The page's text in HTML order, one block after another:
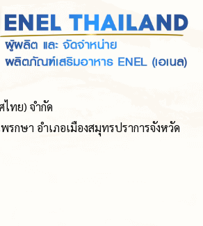
ทย) จำกัด
กษา อำเภอเมืองสมุทรปราการจังหวัด